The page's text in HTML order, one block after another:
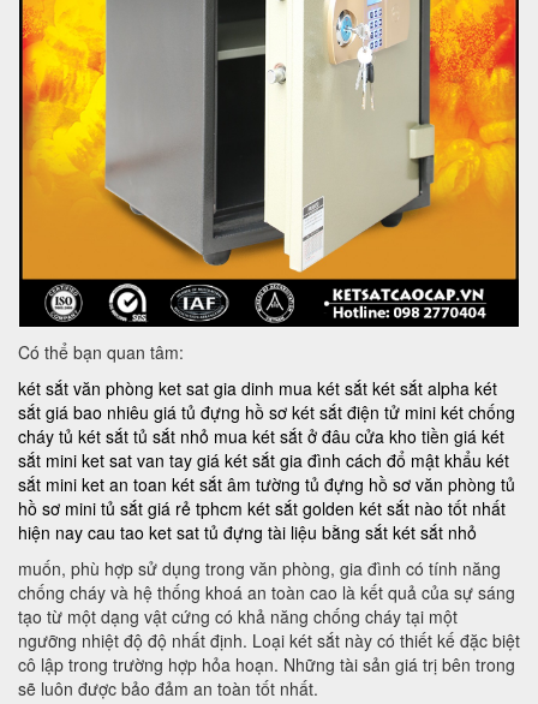
Có thể bạn quan tâm:
két sắt văn phòng ket sat gia dinh mua két sắt két sắt alpha két
sắt giá bao nhiêu giá tủ đựng hồ sơ két sắt điện tử mini két chống
cháy tủ két sắt tủ sắt nhỏ mua két sắt ở đâu cửa kho tiền giá két
sắt mini ket sat van tay giá két sắt gia đình cách đổ mật khẩu két
sắt mini ket an toan két sắt âm tường tủ đựng hồ sơ văn phòng tủ
hồ sơ mini tủ sắt giá rẻ tphcm két sắt golden két sắt nào tốt nhất
hiện nay cau tao ket sat tủ đựng tài liệu bằng sắt két sắt nhỏ
muốn, phù hợp sử dụng trong văn phòng, gia đình có tính năng
chống cháy và hệ thống khoá an toàn cao là kết quả của sự sáng
tạo từ một dạng vật cứng có khả năng chống cháy tại một
ngưỡng nhiệt độ độ nhất định. Loại két sắt này có thiết kế đặc biệt
cô lập trong trường hợp hỏa hoạn. Những tài sản giá trị bên trong
sẽ luôn được bảo đảm an toàn tốt nhất.